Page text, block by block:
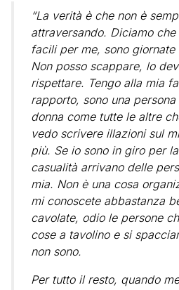
“La verità è che non è
attraversando. Diciamo
facili per me, sono
Non posso scappare, lo
rispettare. Tengo alla mia
rapporto, sono una
donna come tutte le altre
vedo scrivere illazioni sul
più. Se io sono in giro per
casualità arrivano delle
mia. Non è una cosa
mi conoscete abbastanza
cavolate, odio le persone
cose a tavolino e si
non sono.
Per tutto il resto, quando